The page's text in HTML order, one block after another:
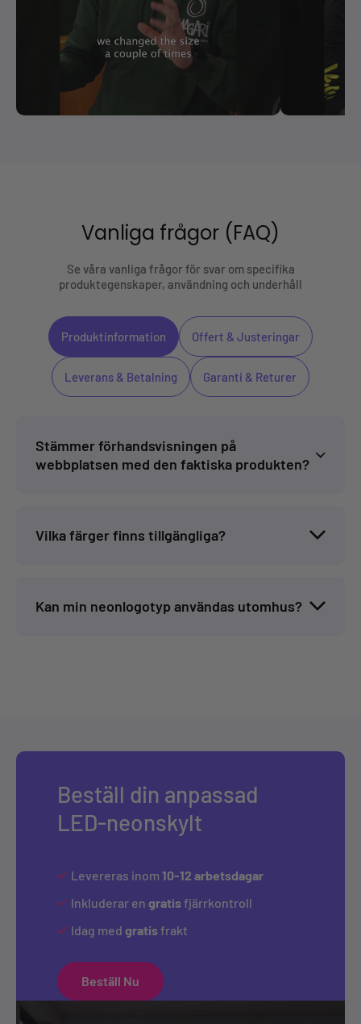
Vanliga frågor (FAQ)
Se våra vanliga frågor för svar om specifika
produktegenskaper, användning och underhåll
Produktinformation Offert & Justeringar
Leverans & Betalning Garanti & Returer
Stämmer förhandsvisningen på
webbplatsen med den faktiska produkten?
Vilka färger finns tillgängliga?
Kan min neonlogotyp användas utomhus?
Beställ din anpassad
LED-neonskylt
Levereras inom 10-12 arbetsdagar
Inkluderar en gratisfjärrkontroll
Idag med gratisfrakt
Beställ Nu